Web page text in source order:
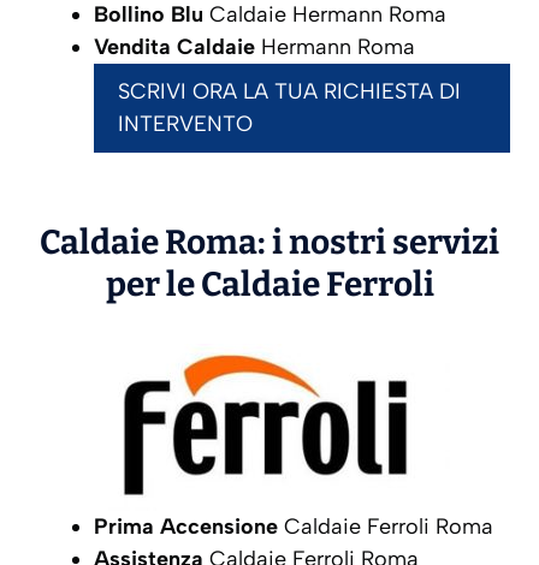
Bollino Blu Caldaie Hermann Roma
Vendita Caldaie Hermann Roma
SCRIVI ORA LA TUA RICHIESTA DI
INTERVENTO
Caldaie Roma: i nostri servizi
per le CaldaieFerroli
Prima Accensione Caldaie Ferroli Roma
Assistenza Caldaie Ferroli Roma